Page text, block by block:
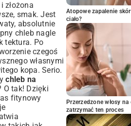
Zakwasu:
Chleba
od podstaw?
aktywnego
na
do Perfekcji
ciasta
drugie wyrastanie
na zakwasie?
złożona
smak. Jest
absolutnie
chleb nagle
tektura. Po
czegoś
własnymi
kopa. Serio.
chleb na
O tak! Dzięki
fitynowy
Atopowe zapalenie
ciało?
Przerzedzone włosy
zatrzymać ten proces